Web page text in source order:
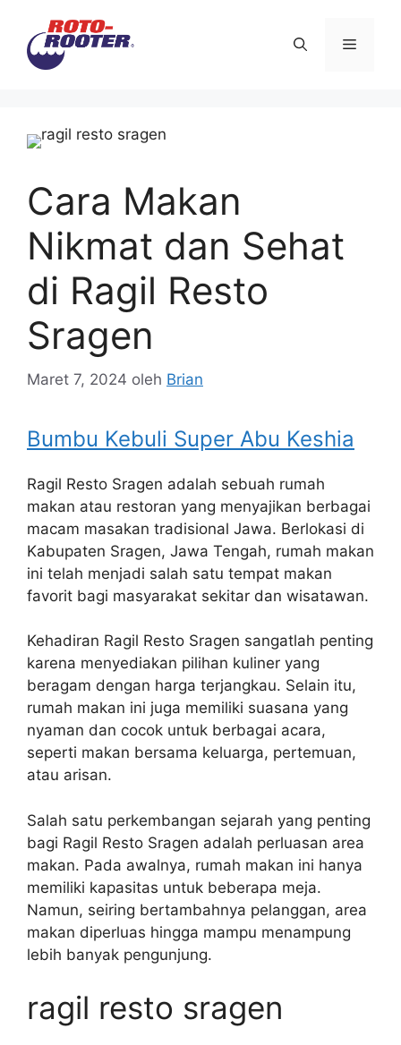
Menu
Cara Makan
Nikmat dan Sehat
di Ragil Resto
Sragen
Maret 7, 2024 oleh Brian
Bumbu Kebuli Super Abu Keshia
Ragil Resto Sragen adalah sebuah rumah
makan atau restoran yang menyajikan berbagai
macam masakan tradisional Jawa. Berlokasi di
Kabupaten Sragen, Jawa Tengah, rumah makan
ini telah menjadi salah satu tempat makan
favorit bagi masyarakat sekitar dan wisatawan.
Kehadiran Ragil Resto Sragen sangatlah penting
karena menyediakan pilihan kuliner yang
beragam dengan harga terjangkau. Selain itu,
rumah makan ini juga memiliki suasana yang
nyaman dan cocok untuk berbagai acara,
seperti makan bersama keluarga, pertemuan,
atau arisan.
Salah satu perkembangan sejarah yang penting
bagi Ragil Resto Sragen adalah perluasan area
makan. Pada awalnya, rumah makan ini hanya
memiliki kapasitas untuk beberapa meja.
Namun, seiring bertambahnya pelanggan, area
makan diperluas hingga mampu menampung
lebih banyak pengunjung.
ragil resto sragen